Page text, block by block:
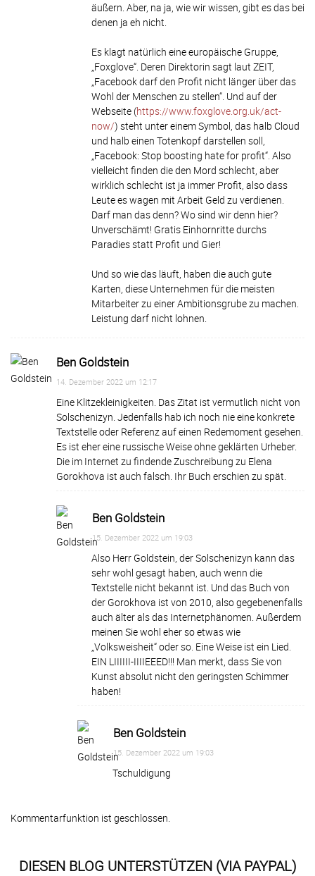
äußern. Aber, na ja, wie wir wissen, gibt es das bei
denen ja eh nicht.
Es klagt natürlich eine europäische Gruppe,
„Foxglove“. Deren Direktorin sagt laut ZEIT,
„Facebook darf den Profit nicht länger über das
Wohl der Menschen zu stellen“. Und auf der
Webseite (https://www.foxglove.org.uk/act-
now/) steht unter einem Symbol, das halb Cloud
und halb einen Totenkopf darstellen soll,
„Facebook: Stop boosting hate for profit“. Also
vielleicht finden die den Mord schlecht, aber
wirklich schlecht ist ja immer Profit, also dass
Leute es wagen mit Arbeit Geld zu verdienen.
Darf man das denn? Wo sind wir denn hier?
Unverschämt! Gratis Einhornritte durchs
Paradies statt Profit und Gier!
Und so wie das läuft, haben die auch gute
Karten, diese Unternehmen für die meisten
Mitarbeiter zu einer Ambitionsgrube zu machen.
Leistung darf nicht lohnen.
Ben Goldstein
14. Dezember 2022 um 12:17
Eine Klitzekleinigkeiten. Das Zitat ist vermutlich nicht von
Solschenizyn. Jedenfalls hab ich noch nie eine konkrete
Textstelle oder Referenz auf einen Redemoment gesehen.
Es ist eher eine russische Weise ohne geklärten Urheber.
Die im Internet zu findende Zuschreibung zu Elena
Gorokhova ist auch falsch. Ihr Buch erschien zu spät.
Ben Goldstein
15. Dezember 2022 um 19:03
Also Herr Goldstein, der Solschenizyn kann das
sehr wohl gesagt haben, auch wenn die
Textstelle nicht bekannt ist. Und das Buch von
der Gorokhova ist von 2010, also gegebenenfalls
auch älter als das Internetphänomen. Außerdem
meinen Sie wohl eher so etwas wie
„Volksweisheit“ oder so. Eine Weise ist ein Lied.
EIN LIIIIII-IIIIEEED!!! Man merkt, dass Sie von
Kunst absolut nicht den geringsten Schimmer
haben!
Ben Goldstein
15. Dezember 2022 um 19:03
Tschuldigung
Kommentarfunktion ist geschlossen.
DIESEN BLOG UNTERSTÜTZEN (VIA PAYPAL)